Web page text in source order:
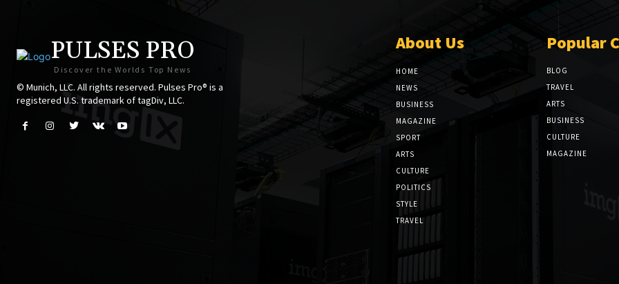
PULSES PRO
Discover the Worlds Top News
© Munich, LLC. All rights reserved. Pulses Pro® is a
registered U.S. trademark of tagDiv, LLC.
About Us
HOME
NEWS
BUSINESS
MAGAZINE
SPORT
ARTS
CULTURE
POLITICS
STYLE
TRAVEL
Popular
BLOG
TRAVEL
ARTS
BUSINESS
CULTURE
MAGAZINE